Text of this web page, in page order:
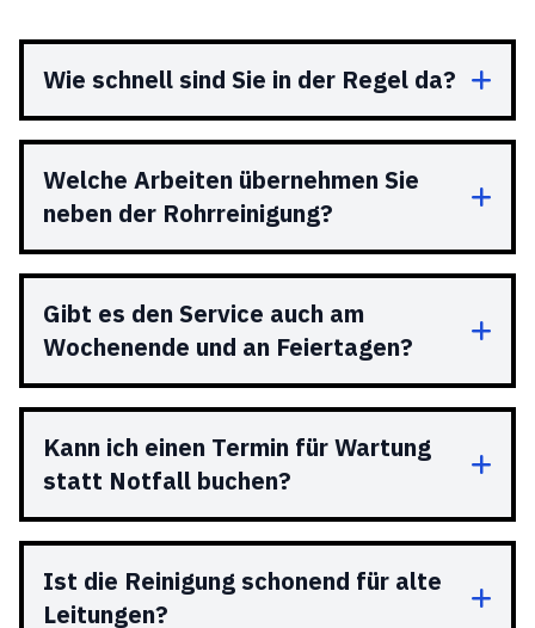
Wie schnell sind Sie in der Regel da?
Welche Arbeiten übernehmen Sie
neben der Rohrreinigung?
Gibt es den Service auch am
Wochenende und an Feiertagen?
Kann ich einen Termin für Wartung
statt Notfall buchen?
Ist die Reinigung schonend für alte
Leitungen?